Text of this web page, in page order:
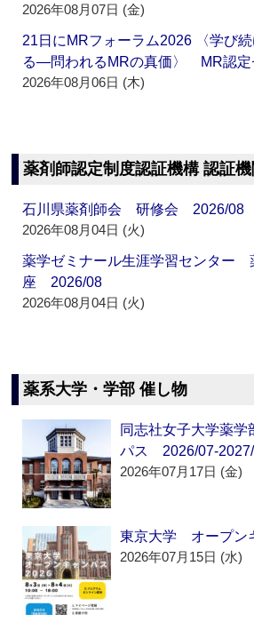
2026年08月07日 (金)
21日にMRフォーラム2026 〈学び
る―問われるMRの真価〉 MR認定
2026年08月06日 (木)
薬剤師認定制度認証機構 認証
石川県薬剤師会 研修会 2026/08
2026年08月04日 (火)
薬学ゼミナール生涯学習センター
座 2026/08
2026年08月04日 (火)
薬系大学・学部 催し物
同志社女子大学薬
パス 2026/07-
2026年07月17日 (金)
東京大学 オープン
2026年07月15日 (水)